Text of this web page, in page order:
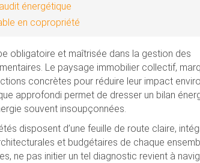
énergétique
en copropriété
obligatoire et maîtrisée dans la gestion des
Le paysage immobilier collectif,
concrètes pour réduire leur impact
approfondi permet de dresser un bilan
souvent insoupçonnées.
disposent d’une feuille de route claire,
et budgétaires de chaque
ne pas initier un tel diagnostic revient à